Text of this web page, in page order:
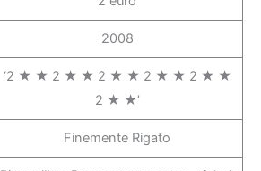
2008
‘2 ★ ★ 2 ★ ★ 2 ★ ★ 2 ★ ★ 2 ★ ★
2 ★ ★’
Finemente Rigato